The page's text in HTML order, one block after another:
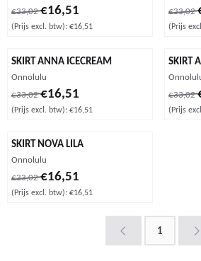
Van 33,02 voor 16,51, exclusief btw: 16,51
€33,02€16,51
(Prijs excl. btw): €16,51
Van
€33,02
(Prijs
SKIRT ANNA ICECREAM
Merk:
Onnolulu
Van 33,02 voor 16,51, exclusief btw: 16,51
€33,02€16,51
(Prijs excl. btw): €16,51
SKIRT
Merk:
Van
€33,02
(Prijs
SKIRT NOVA LILA
Merk:
Onnolulu
Van 33,02 voor 16,51, exclusief btw: 16,51
€33,02€16,51
(Prijs excl. btw): €16,51
1